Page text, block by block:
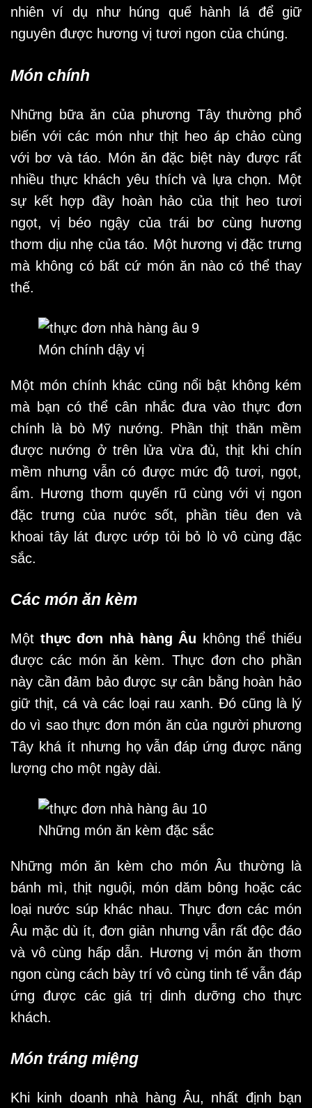
nhiên ví dụ như húng quế hành lá để giữ
nguyên được hương vị tươi ngon của chúng.
Món chính
Những bữa ăn của phương Tây thường phổ
biến với các món như thịt heo áp chảo cùng
với bơ và táo. Món ăn đặc biệt này được rất
nhiều thực khách yêu thích và lựa chọn. Một
sự kết hợp đầy hoàn hảo của thịt heo tươi
ngọt, vị béo ngậy của trái bơ cùng hương
thơm dịu nhẹ của táo. Một hương vị đặc trưng
mà không có bất cứ món ăn nào có thể thay
thế.
Món chính dậy vị
Một món chính khác cũng nổi bật không kém
mà bạn có thể cân nhắc đưa vào thực đơn
chính là bò Mỹ nướng. Phần thịt thăn mềm
được nướng ở trên lửa vừa đủ, thịt khi chín
mềm nhưng vẫn có được mức độ tươi, ngọt,
ẩm. Hương thơm quyến rũ cùng với vị ngon
đặc trưng của nước sốt, phần tiêu đen và
khoai tây lát được ướp tỏi bỏ lò vô cùng đặc
sắc.
Các món ăn kèm
Một thực đơn nhà hàng Âu không thể thiếu
được các món ăn kèm. Thực đơn cho phần
này cần đảm bảo được sự cân bằng hoàn hảo
giữ thịt, cá và các loại rau xanh. Đó cũng là lý
do vì sao thực đơn món ăn của người phương
Tây khá ít nhưng họ vẫn đáp ứng được năng
lượng cho một ngày dài.
Những món ăn kèm đặc sắc
Những món ăn kèm cho món Âu thường là
bánh mì, thịt nguội, món dăm bông hoặc các
loại nước súp khác nhau. Thực đơn các món
Âu mặc dù ít, đơn giản nhưng vẫn rất độc đáo
và vô cùng hấp dẫn. Hương vị món ăn thơm
ngon cùng cách bày trí vô cùng tinh tế vẫn đáp
ứng được các giá trị dinh dưỡng cho thực
khách.
Món tráng miệng
Khi kinh doanh nhà hàng Âu, nhất định bạn